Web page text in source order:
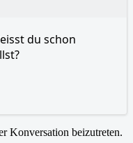
du schon
Konversation beizutreten.